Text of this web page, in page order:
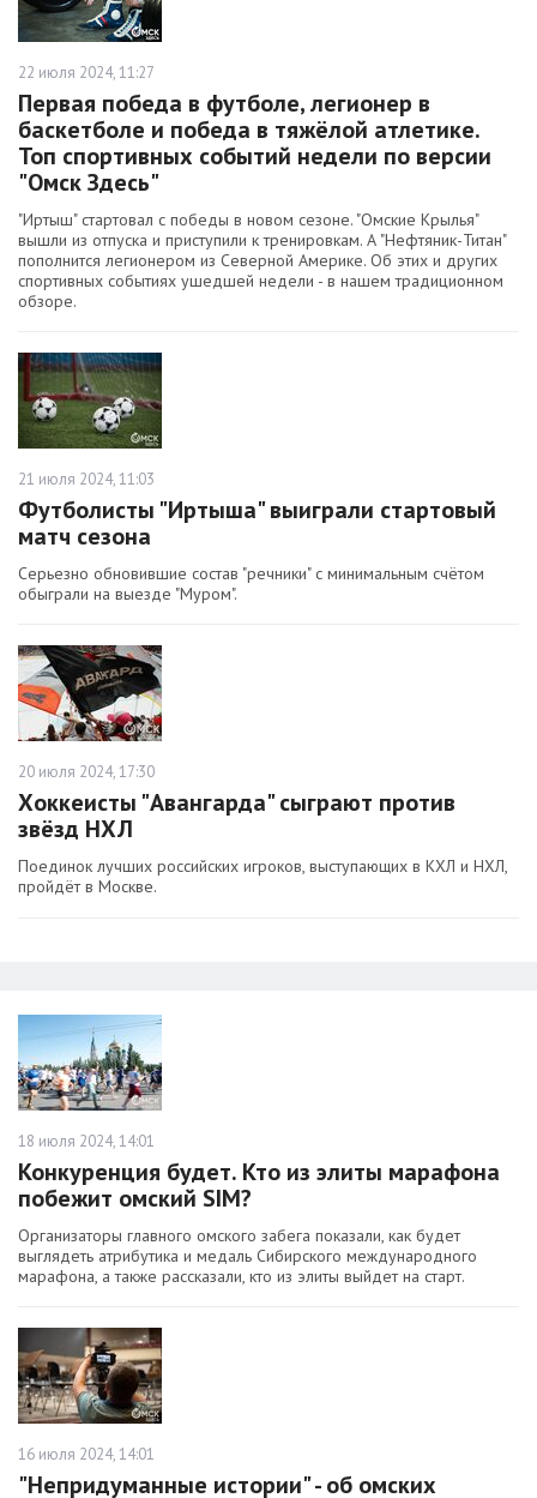
22 июля 2024, 11:27
Первая победа в футболе, легионер в
баскетболе и победа в тяжёлой атлетике.
Топ спортивных событий недели по версии
"Омск Здесь"
"Иртыш" стартовал с победы в новом сезоне. "Омские Крылья"
вышли из отпуска и приступили к тренировкам. А "Нефтяник-Титан"
пополнится легионером из Северной Америке. Об этих и других
спортивных событиях ушедшей недели - в нашем традиционном
обзоре.
21 июля 2024, 11:03
Футболисты "Иртыша" выиграли стартовый
матч сезона
Серьезно обновившие состав "речники" с минимальным счётом
обыграли на выезде "Муром".
20 июля 2024, 17:30
Хоккеисты "Авангарда" сыграют против
звёзд НХЛ
Поединок лучших российских игроков, выступающих в КХЛ и НХЛ,
пройдёт в Москве.
18 июля 2024, 14:01
Конкуренция будет. Кто из элиты марафона
побежит омский SIM?
Организаторы главного омского забега показали, как будет
выглядеть атрибутика и медаль Сибирского международного
марафона, а также рассказали, кто из элиты выйдет на старт.
16 июля 2024, 14:01
"Непридуманные истории" - об омских